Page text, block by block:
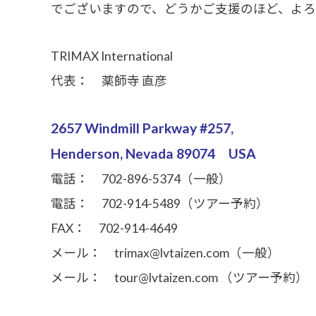
でございますので、どうかご支援のほど、よ
TRIMAX International
代表： 薬師寺 直彦
2657 Windmill Parkway #257,
Henderson, Nevada 89074 USA
電話： 702-896-5374（一般）
電話： 702-914-5489（ツアー予約）
FAX： 702-914-4649
メール： trimax@lvtaizen.com（一般）
メール： tour@lvtaizen.com （ツアー予約）